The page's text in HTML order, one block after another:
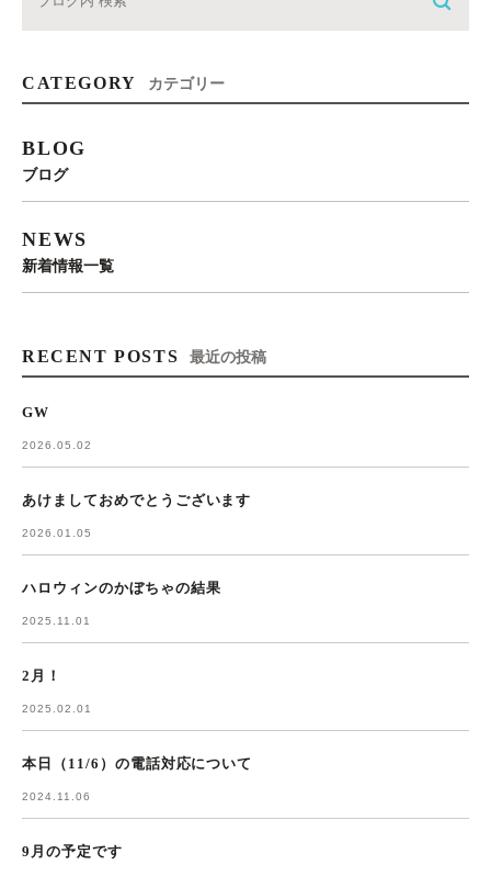
CATEGORY カテゴリー
BLOG
ブログ
NEWS
新着情報一覧
RECENT POSTS 最近の投稿
GW
2026.05.02
あけましておめでとうございます
2026.01.05
ハロウィンのかぼちゃの結果
2025.11.01
2月！
2025.02.01
本日（11/6）の電話対応について
2024.11.06
9月の予定です